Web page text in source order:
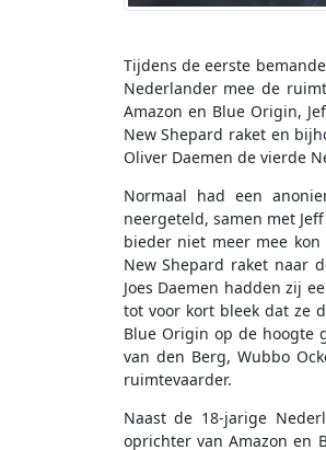
Tijdens de eerste
Nederlander mee de
Amazon en Blue Origin,
New Shepard raket en
Oliver Daemen de vierde
Normaal had een
neergeteld, samen met
bieder niet meer mee
New Shepard raket naar
Joes Daemen hadden zij
tot voor kort bleek dat ze
Blue Origin op de hoogte
van den Berg, Wubbo
ruimtevaarder.
Naast de 18-jarige
oprichter van Amazon en